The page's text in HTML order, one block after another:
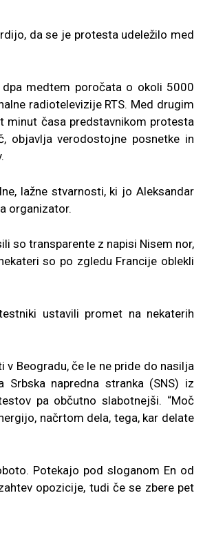
da se je protesta udeležilo med
dpa medtem poročata o okoli 5000
radiotelevizije RTS. Med drugim
minut časa predstavnikom protesta
objavlja verodostojne posnetke in
lažne stvarnosti, ki jo Aleksandar
organizator.
so transparente z napisi Nisem nor,
so po zgledu Francije oblekli
ustavili promet na nekaterih
Beogradu, če le ne pride do nasilja
napredna stranka (SNS) iz
pa občutno slabotnejši. “Moč
načrtom dela, tega, kar delate
Potekajo pod sloganom En od
opozicije, tudi če se zbere pet